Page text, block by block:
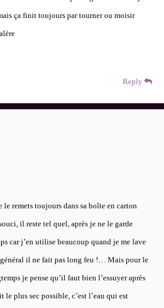
ça finit toujours par tourner ou moisir
Reply
le remets toujours dans sa boîte en carton
il reste tel quel, après je ne le garde
car j’en utilise beaucoup quand je me lave
il ne fait pas long feu !… Mais pour le
je pense qu’il faut bien l’essuyer après
le plus sec possible, c’est l’eau qui est